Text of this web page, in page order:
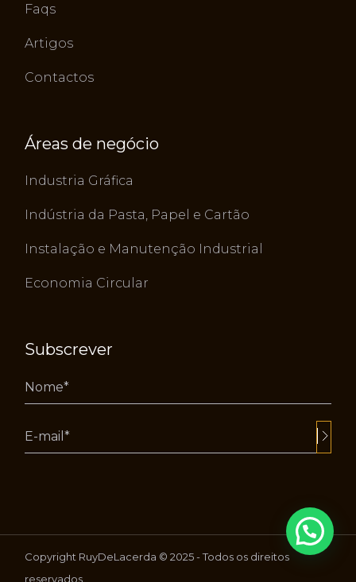
Faqs
Artigos
Contactos
Áreas de negócio
Industria Gráfica
Indústria da Pasta, Papel e Cartão
Instalação e Manutenção Industrial
Economia Circular
Subscrever
Copyright RuyDeLacerda © 2025 - Todos os direitos
reservados.